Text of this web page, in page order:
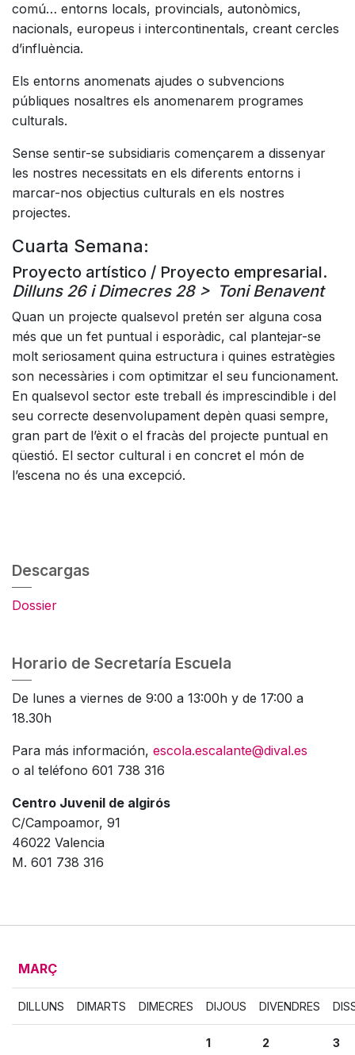
comú… entorns locals, provincials, autonòmics,
nacionals, europeus i intercontinentals, creant cercles
d’influència.
Els entorns anomenats ajudes o subvencions
públiques nosaltres els anomenarem programes
culturals.
Sense sentir-se subsidiaris començarem a dissenyar
les nostres necessitats en els diferents entorns i
marcar-nos objectius culturals en els nostres
projectes.
Cuarta Semana:
Proyecto artístico / Proyecto empresarial.
Dilluns 26 i Dimecres 28 > Toni Benavent
Quan un projecte qualsevol pretén ser alguna cosa
més que un fet puntual i esporàdic, cal plantejar-se
molt seriosament quina estructura i quines estratègies
son necessàries i com optimitzar el seu funcionament.
En qualsevol sector este treball és imprescindible i del
seu correcte desenvolupament depèn quasi sempre,
gran part de l’èxit o el fracàs del projecte puntual en
qüestió. El sector cultural i en concret el món de
l’escena no és una excepció.
Descargas
Dossier
Horario de Secretaría Escuela
De lunes a viernes de 9:00 a 13:00h y de 17:00 a
18.30h
Para más información, escola.escalante@dival.es
o al teléfono 601 738 316
Centro Juvenil de algirós
C/Campoamor, 91
46022 Valencia
M. 601 738 316
MARÇ
DILLUNS DIMARTS DIMECRES DIJOUS DIVENDRES
1 2 3